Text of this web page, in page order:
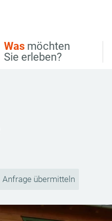
Was möchten
Sie erleben?
Anfrage übermitteln